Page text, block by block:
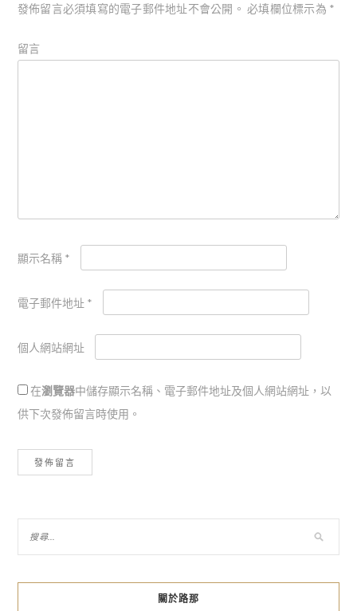
發佈留言必須填寫的電子郵件地址不會公開。 必填欄位標示為 *
留言
顯示名稱 *
電子郵件地址 *
個人網站網址
在瀏覽器中儲存顯示名稱、電子郵件地址及個人網站網址，以
供下次發佈留言時使用。
關於路那